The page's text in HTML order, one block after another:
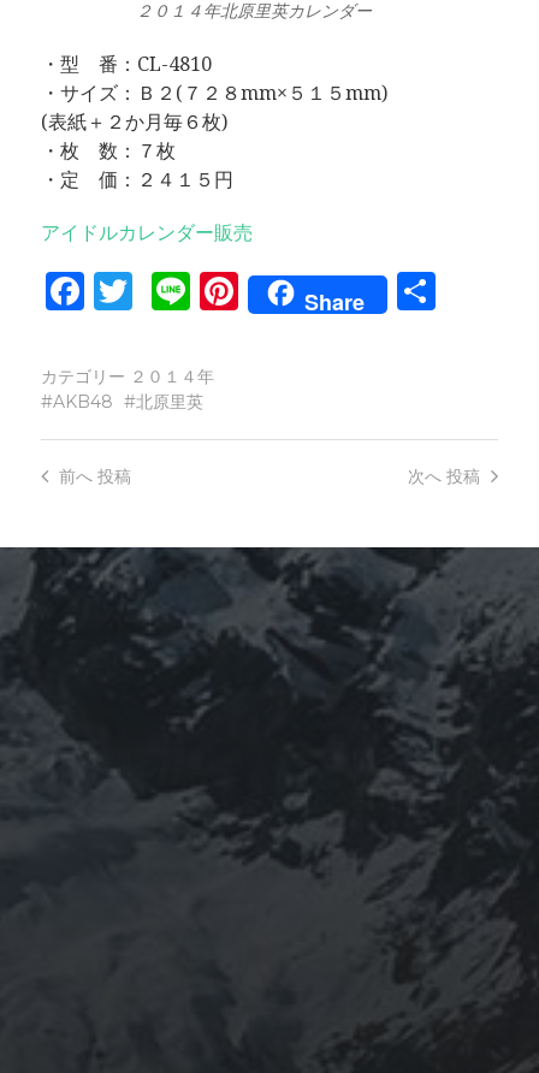
２０１４年北原里英カレンダー
・型 番：CL-4810
・サイズ：Ｂ２(７２８mm×５１５mm)
(表紙＋２か月毎６枚)
・枚 数：７枚
・定 価：２４１５円
アイドルカレンダー販売
Facebook
Twitter
LinePinterest
Share
カテゴリー ２０１４年
AKB48
北原里英
次へ 投稿
前へ投稿